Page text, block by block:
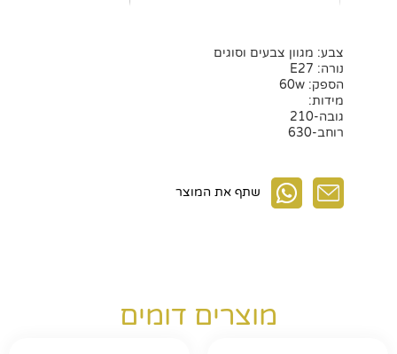
צבע: מגוון צבעים וסוגים
נורה: E27
הספק: 60w
מידות:
גובה-210
רוחב-630
שתף את המוצר
מוצרים דומים